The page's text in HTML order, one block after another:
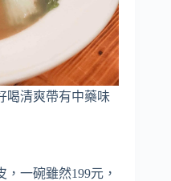
喝清爽帶有中藥味
一碗雖然199元，